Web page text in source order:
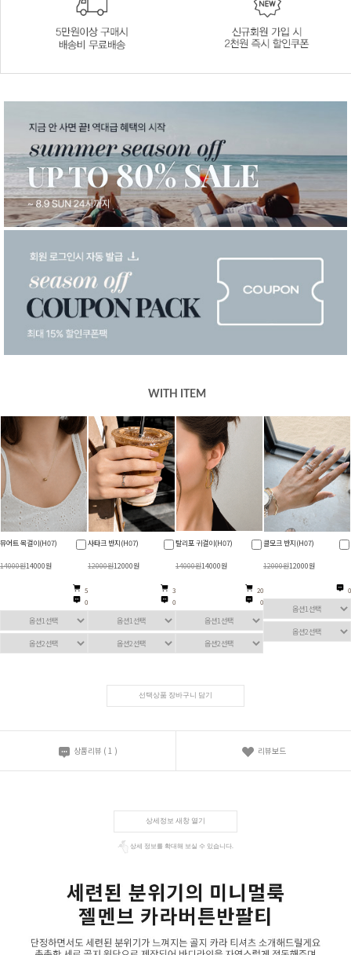
WITH ITEM
뮤어트 목걸이(H07)
14000원14000원
5
0
사타크 반지(H07)
12000원12000원
3
0
탈리포 귀걸이(H07)
14000원14000원
20
0
클모크 반지(H07)
12000원12000원
0
선택상품 장바구니 담기
상품리뷰 ( 1 ) 리뷰보드
상세정보 새창 열기
상세 정보를 확대해 보실 수 있습니다.